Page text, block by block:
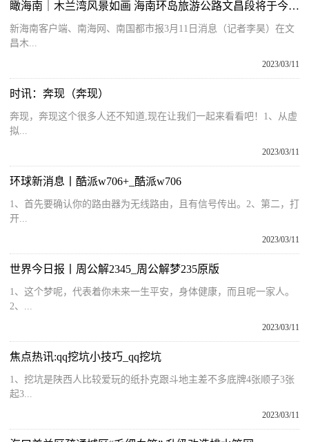
瞰海南｜木兰湾风景如画 海南环岛旅游公路文昌段将于今年上半年建成通车
新海南客户端、南海网、南国都市报3月11日消息（记者李昊）在文
昌木...
2023/03/11
时讯：奔现（奔现）
奔现，奔现这个很多人还不知道,现在让我们一起来看看吧！1、从虚
拟...
2023/03/11
环球新消息丨酷派w706+_酷派w706
1、首先要确认你的路由器为无线路由，且有信号传出。2、第二，打
开...
2023/03/11
世界今日报丨周公解2345_周公解梦235原版
1、这个梦呢，代表着你未来一生平安，身体健康，而且呢一家人。
2、...
2023/03/11
焦点热讯:qq挖坑小技巧_qq挖坑
1、挖坑是陕西人比较爱玩的纸扑克跟斗地主差不多底牌4张顺子3张
起3...
2023/03/11